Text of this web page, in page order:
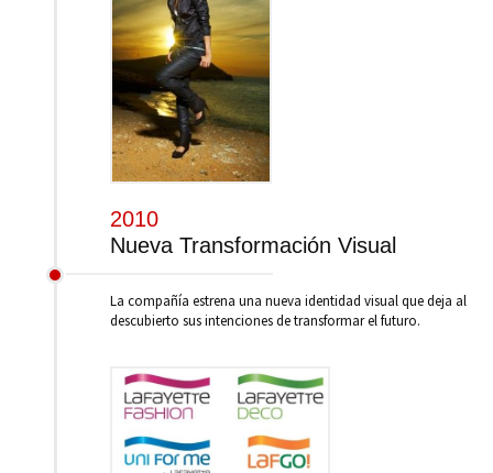
2010
Nueva Transformación Visual
La compañía estrena una nueva identidad visual que deja al
descubierto sus intenciones de transformar el futuro.